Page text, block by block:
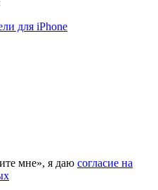
для iPhone
мне», я даю согласие на